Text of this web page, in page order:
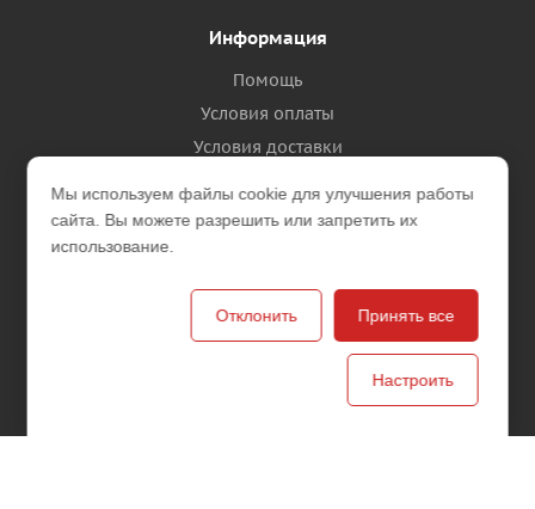
Информация
Помощь
Условия оплаты
Условия доставки
Вопрос-ответ
Бренды
Будьте всегда в курсе!
Мы используем файлы cookie для улучшения работы
сайта. Вы можете разрешить или запретить их
использование.
Отклонить Принять все
Настроить